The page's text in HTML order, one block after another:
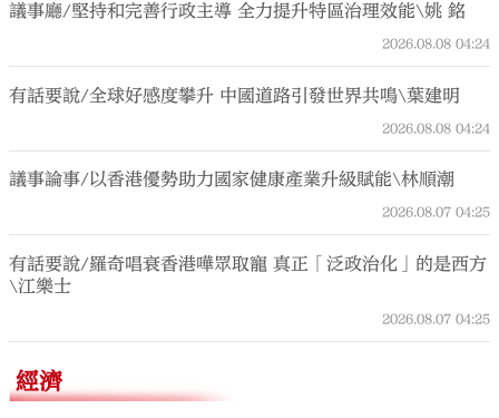
議事廳/堅持和完善行政主導 全力提升特區治理效能\姚 銘
2026.08.08 04:24
有話要說/全球好感度攀升 中國道路引發世界共鳴\葉建明
2026.08.08 04:24
議事論事/以香港優勢助力國家健康產業升級賦能\林順潮
2026.08.07 04:25
有話要說/羅奇唱衰香港嘩眾取寵 真正「泛政治化」的是西方
\江樂士
2026.08.07 04:25
經濟